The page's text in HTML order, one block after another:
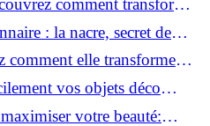
comment transformer
: la nacre, secret de
comment elle transforme
vos objets déco
votre beauté: